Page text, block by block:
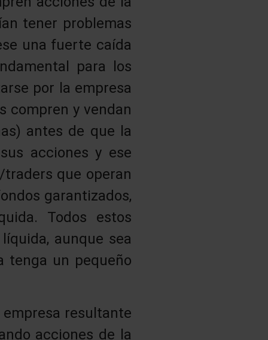
tener problemas
una fuerte caída
para los
por la empresa
compren y vendan
antes de que la
acciones y ese
que operan
garantizados,
Todos estos
aunque sea
tenga un pequeño
resultante
acciones de la